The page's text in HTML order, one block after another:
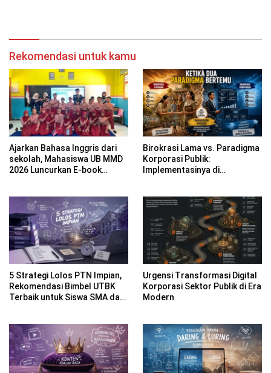
Rekomendasi untuk kamu
Ajarkan Bahasa Inggris dari
sekolah, Mahasiswa UB MMD
2026 Luncurkan E-book
Sumberngepoh
Birokrasi Lama vs. Paradigma
Korporasi Publik:
Implementasinya di
5 Strategi Lolos PTN Impian,
Rekomendasi Bimbel UTBK
Terbaik untuk Siswa SMA dan
Urgensi Transformasi Digital
Korporasi Sektor Publik di Era
Modern